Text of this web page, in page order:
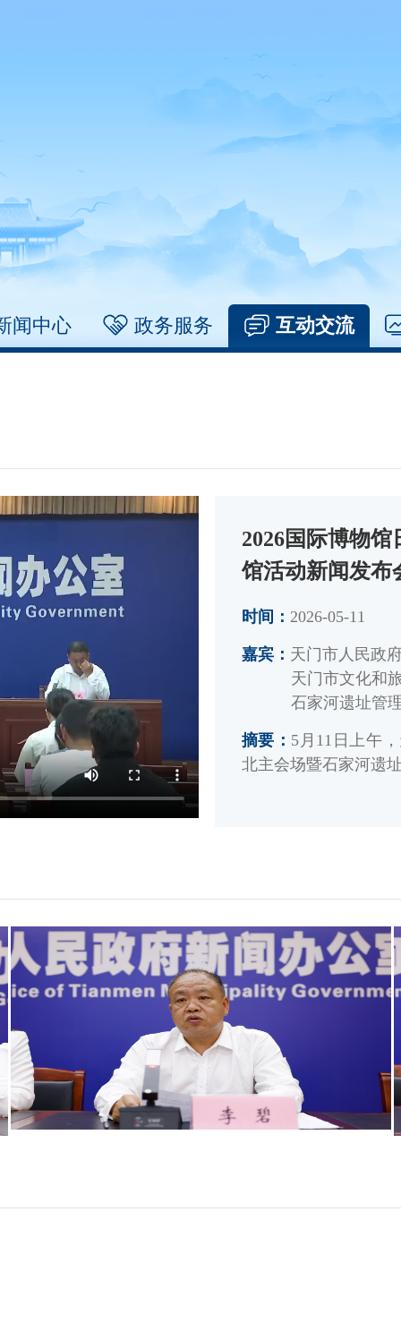
闻中心 政务服务 互动交流
2026国际博物
馆活动新闻发布
时间： 2026-05-11
嘉宾： 天门市人民政
天门市文化和
石家河遗址管
摘要： 5月11日上午
北主会场暨石家河遗